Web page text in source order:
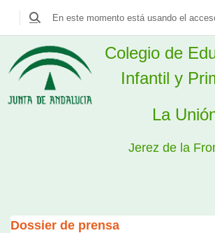
Colegio de
Infantil y
La
Jerez de la
Colegio La Unión
Selector de búsqueda de entrada
En este momento está usando el
Dossier de prensa